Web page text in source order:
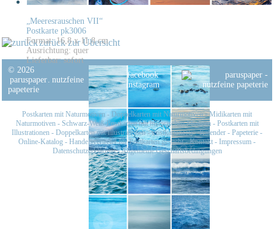
„Meeresrauschen VII“
Postkarte pk3006
Format: 16,8 x 11,8 cm
Ausrichtung: quer
Lieferbar: sofort
zurück zur Übersicht
© 2026
paruspaper. nutzfeine
papeterie
facebook
instagram
Postkarten mit Naturmotiven - Doppelkarten mit Naturmotiven-Midikarten mit
Naturmotiven- Schwarz-Weiß-Postkarten mit historischen Motiven- Postkarten mit
Illustrationen - Doppelkarten mit Illustrationen-Postkartensets-Kalender - Papeterie -
Online-Katalog - Handelsvertreter für Postkarten gesucht-Kontakt - Impressum -
Datenschutzerklärung-Allgemeine Geschäftsbedingungen